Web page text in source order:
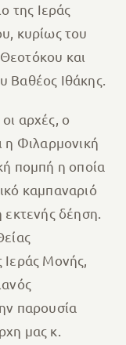
της Ιεράς
κυρίως του
και
Βαθέος Ιθάκης.
αρχές, ο
η Φιλαρμονική
πομπή η οποία
καμπαναριό
δέηση.
Ιεράς Μονής,
παρουσία
μας κ.